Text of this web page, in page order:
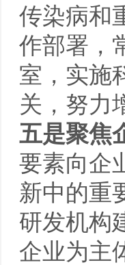
传染病和
作部署，
室，实施
关，努力
五是聚焦
要素向企
新中的重
研发机构
企业为主